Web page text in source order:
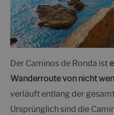
Der Caminos de Ronda ist
Wanderroute von nicht
verläuft entlang der
Ursprünglich sind die